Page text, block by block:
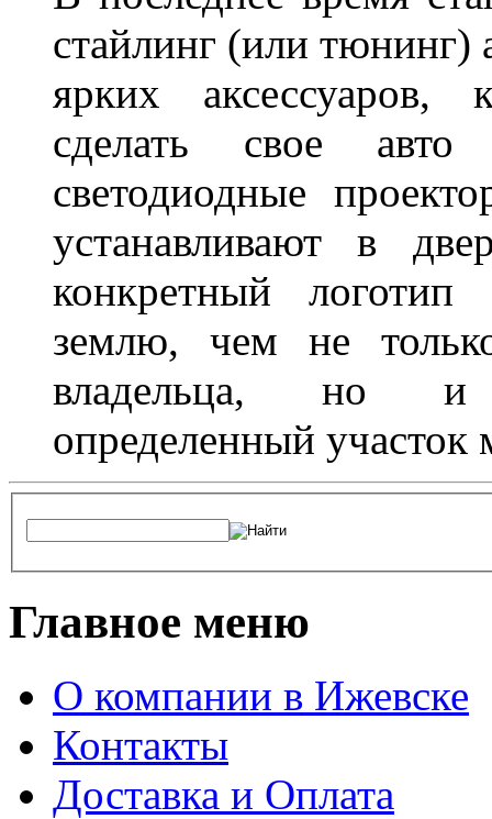
стайлинг (или тюнинг)
ярких аксессуаров,
сделать свое
светодиодные
устанавливают в
конкретный логотип
землю, чем не
владельца, но и
определенный участок
Главное меню
О компании в Ижевске
Контакты
Доставка и Оплата